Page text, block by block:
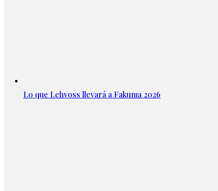
Lo que Lehvoss llevará a Fakuma 2026